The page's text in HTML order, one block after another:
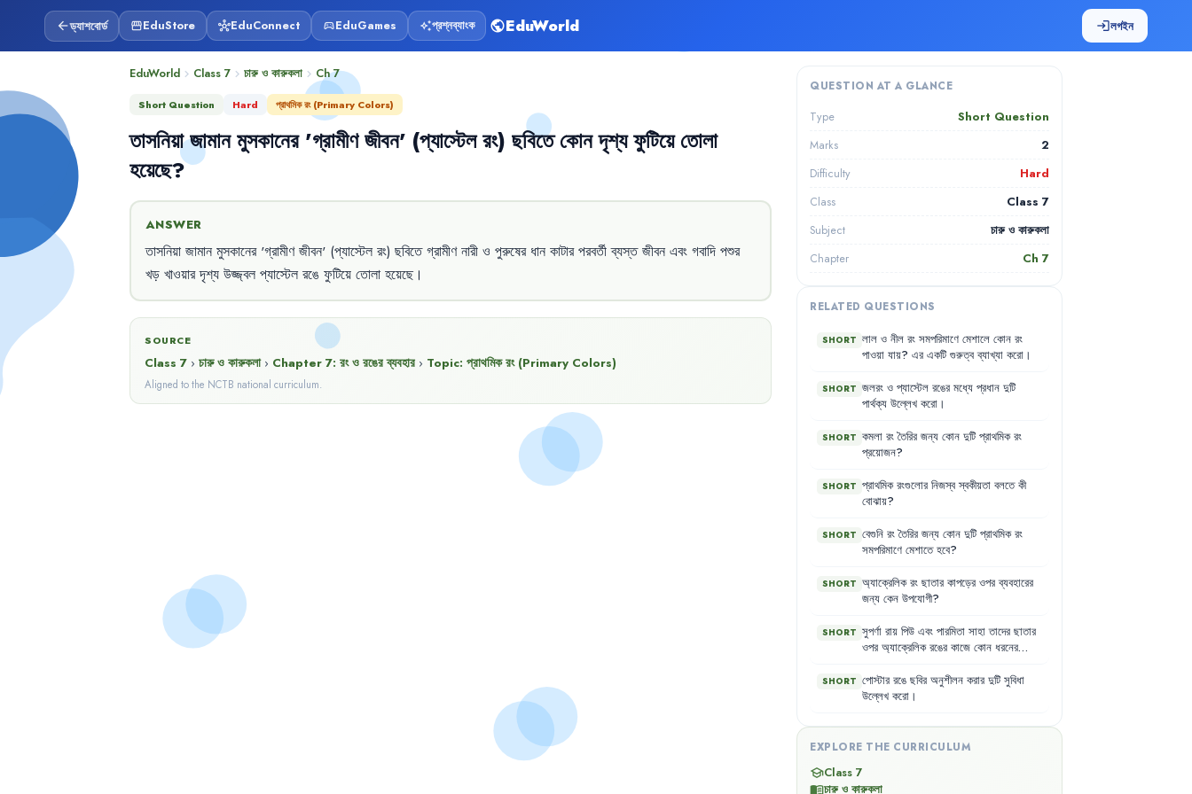
arrow_backড্যাশবোর্ড storefrontEduStore hubEduConnect sports_esportsEduGames auto_awesomeপ্রশ্নব্যাংক publicEduWorld loginলগইন
EduWorld chevron_right Class 7 chevron_right চারু ও কারুকলা chevron_right Ch7
Short Question Hard প্রাথমিক রং (Primary Colors)
তাসনিয়া জামান মুসকানের 'গ্রামীণ জীবন' (প্যাস্টেল রং) ছবিতে কোন দৃশ্য ফুটিয়ে তোলা
হয়েছে?
ANSWER
তাসনিয়া জামান মুসকানের 'গ্রামীণ জীবন' (প্যাস্টেল রং) ছবিতে গ্রামীণ নারী ও পুরুষের ধান কাটার পরবর্তী ব্যস্ত জীবন এবং গবাদি পশুর
খড় খাওয়ার দৃশ্য উজ্জ্বল প্যাস্টেল রঙে ফুটিয়ে তোলা হয়েছে।
SOURCE
Class 7 › চারু ও কারুকলা › Chapter 7: রং ও রঙের ব্যবহার › Topic: প্রাথমিক রং (Primary Colors)
Aligned to the NCTB national curriculum.
QUESTION AT A GLANCE
Type Short Question
Marks 2
Difficulty Hard
Class Class 7
Subject চারু ও কারুকলা
Chapter Ch 7
RELATED QUESTIONS
SHORT লাল ও নীল রং সমপরিমাণে মেশালে কোন রং
পাওয়া যায়? এর একটি গুরুত্ব ব্যাখ্যা করো ।
SHORT জলরং ও প্যাস্টেল রঙের মধ্যে প্রধান দুটি
পার্থক্য উল্লেখ করো ।
SHORT কমলা রং তৈরির জন্য কোন দুটি প্রাথমিক রং
প্রয়োজন?
SHORT প্রাথমিক রংগুলোর নিজস্ব স্বকীয়তা বলতে কী
বোঝায়?
SHORT বেগুনি রং তৈরির জন্য কোন দুটি প্রাথমিক রং
সমপরিমাণে মেশাতে হবে?
SHORT অ্যাক্রেলিক রং ছাতার কাপড়ের ওপর ব্যবহারের
জন্য কেন উপযোগী?
SHORT সুপর্ণা রায় পিউ এবং পারমিতা সাহা তাদের ছাতার
ওপর অ্যাক্রেলিক রঙের কাজে কোন ধরনের
SHORT পোস্টার রঙে ছবির অনুশীলন করার দুটি সুবিধা
উল্লেখ করো ।
EXPLORE THE CURRICULUM
schoolClass 7
menu_bookচারু ও কারুকলা